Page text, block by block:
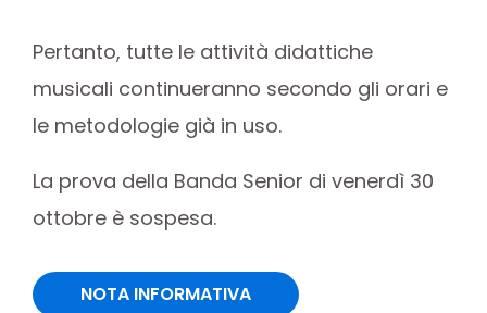
Pertanto, tutte le attività didattiche
musicali continueranno secondo gli orari e
le metodologie già in uso.
La prova della Banda Senior di venerdì 30
ottobre è sospesa.
NOTA INFORMATIVA